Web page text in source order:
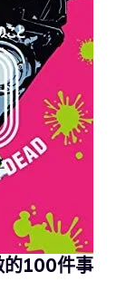
的100件事